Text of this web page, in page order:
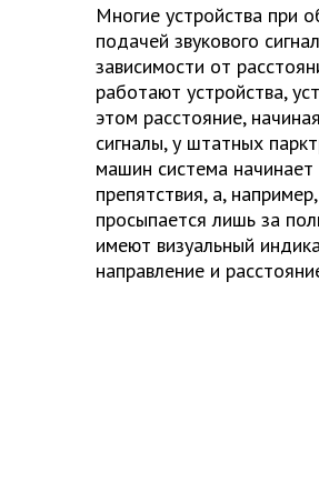
Многие устройства при
подачей звукового
зависимости от
работают устройства,
этом расстояние,
сигналы, у штатных
машин система
препятствия, а,
просыпается лишь за
имеют визуальный
направление и